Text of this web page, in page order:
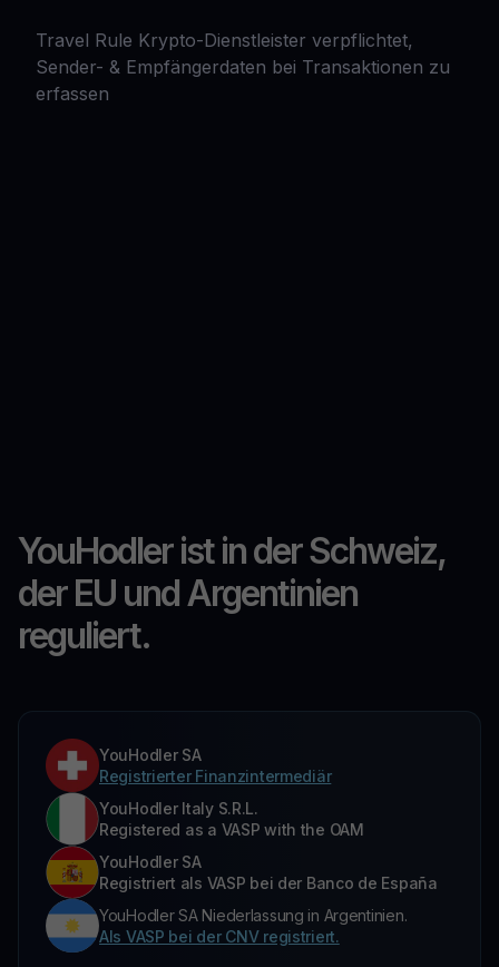
Travel Rule Krypto-Dienstleister verpflichtet,
Sender- & Empfängerdaten bei Transaktionen zu
erfassen
YouHodler ist in der Schweiz,
der EU und Argentinien
reguliert.
YouHodler SA
Registrierter Finanzintermediär
YouHodler Italy S.R.L.
Registered as a VASP with the OAM
YouHodler SA
Registriert als VASP bei der Banco de España
YouHodler SA Niederlassung in Argentinien.
Als VASP bei der CNV registriert.